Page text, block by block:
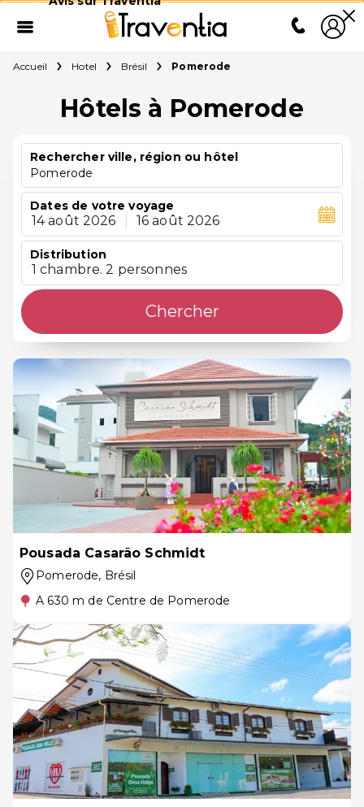
Accueil Hotel Brésil Pomerode
Hôtels à Pomerode
Rechercher ville, région ou hôtel
Pomerode
Dates de votre voyage
14 août 2026 16 août 2026
Distribution
1 chambre. 2 personnes
Chercher
Pousada Casarão Schmidt
Pomerode, Brésil
A 630 m de Centre de Pomerode